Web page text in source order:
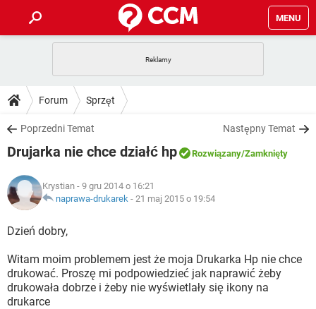
MENU
GRY
SPOTIFY
INSTAGRAM FACEBOOK
WINDOWS 10
PORADY
PlayStation
INSTAGRAM
WINDOWS 10
DO POBRANIA
ANDROID TIKTOK
GRY
IOS NETFLIX
INSTAGRAM
FORUM
COVID-19
GRY
SPOTIFY
INSTAGRAM FACEBOOK
WINDOWS 10
ARTYKUŁY
COVID-19
SPOTIFY NETFLIX
INSTAGRAM FACEBOOK
Forum Sprzęt
Poprzedni Temat Następny Temat
Drujarka nie chce działć hp Rozwiązany/Zamknięty
Krystian - 9 gru 2014 o 16:21
naprawa-drukarek - 21 maj 2015 o 19:54
Dzień dobry,
Witam moim problemem jest że moja Drukarka Hp nie chce
drukować. Proszę mi podpowiedzieć jak naprawić żeby
drukowała dobrze i żeby nie wyświetlały się ikony na
drukarce